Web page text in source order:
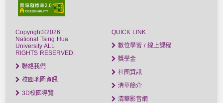
Copyright©2026
National Tsing Hua
University ALL
RIGHTS RESERVED.
聯絡我們
校園地圖資訊
3D校園導覽
QUICK LINK
數位學習 / 線上課程
獎學金
社團資訊
清華簡介
清華影音網